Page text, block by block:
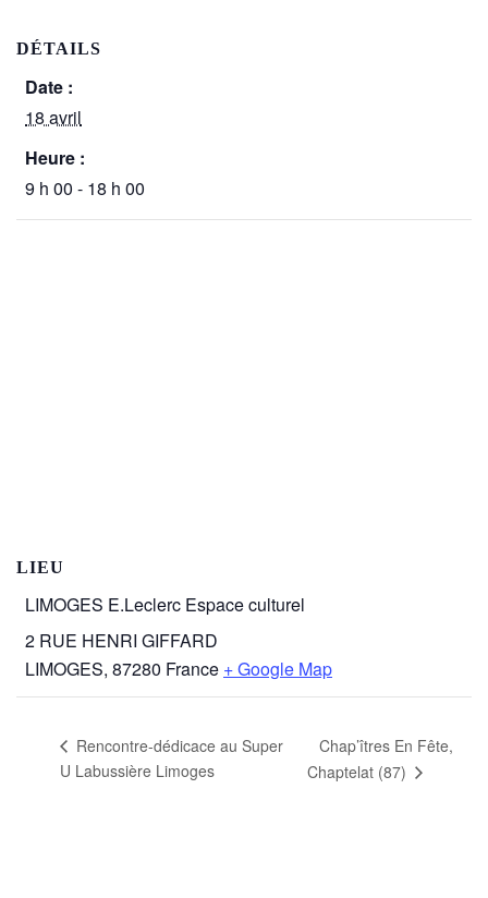
DÉTAILS
Date :
18 avril
Heure :
9 h 00 - 18 h 00
LIEU
LIMOGES E.Leclerc Espace culturel
2 RUE HENRI GIFFARD
LIMOGES, 87280 France + Google Map
Rencontre-dédicace au Super
U Labussière Limoges
Chap’îtres En Fête,
Chaptelat (87)